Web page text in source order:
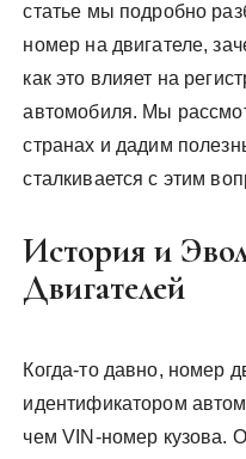
статье мы подробно
номер на двигателе,
как это влияет на
автомобиля. Мы
странах и дадим
сталкивается с этим
История и
Двигателей
Когда-то давно, номер
идентификатором
чем VIN-номер кузова.